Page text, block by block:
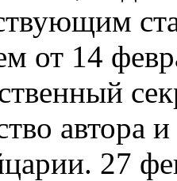
от 14
автора
27